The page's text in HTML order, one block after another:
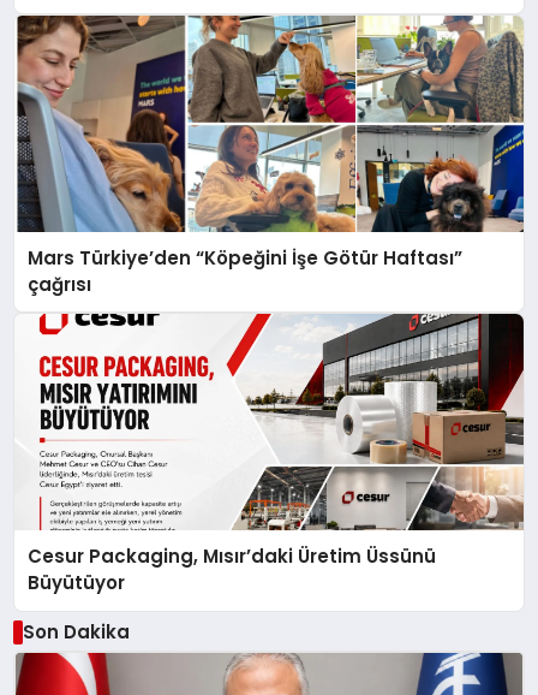
Mars Türkiye’den “Köpeğini İşe Götür Haftası”
çağrısı
Cesur Packaging, Mısır’daki Üretim Üssünü
Büyütüyor
Son Dakika